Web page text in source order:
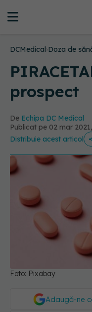
DCMedical›Doza de
prospect
De Echipa DC Medical
Publicat pe 02 mar
Distribuie acest articol
Foto: Pixabay
Adaugă-ne